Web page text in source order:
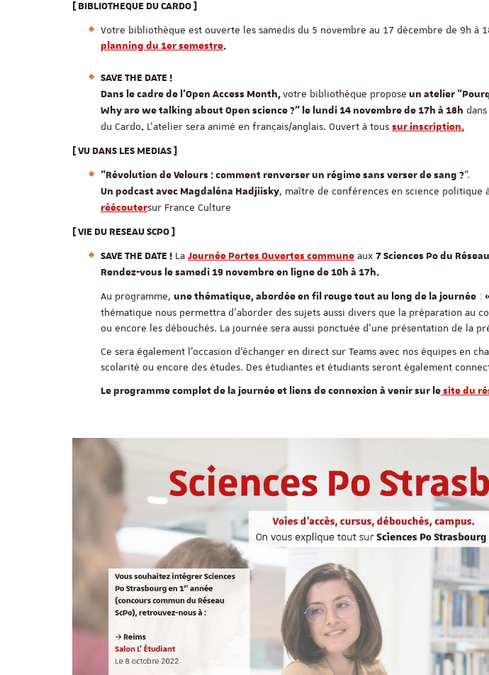
[ BIBLIOTHEQUE DU CARDO ]
Votre bibliothèque est ouverte les samedis du 5 novembre au 17 décembre de 9h à
planning du 1er semestre.
SAVE THE DATE !
Dans le cadre de l'Open Access Month,votre bibliothèque propose un atelier
Why are we talking about Open science ?" le lundi 14 novembre de 17h à 18h
du Cardo. L'atelier sera animé en français/anglais. Ouvert à tous sur inscription.
[ VU DANS LES MEDIAS ]
"Révolution de Velours : comment renverser un régime sans verser de sang ?".
Un podcast avec Magdaléna Hadjiisky, maître de conférences en science politique
réécoutersur France Culture
[ VIE DU RESEAU SCPO ]
SAVE THE DATE ! La Journée Portes Ouvertes commune aux 7 Sciences Po du
Rendez-vous le samedi 19 novembre en ligne de 10h à 17h.
Au programme, une thématique, abordée en fil rouge tout au long de la journée :
thématique nous permettra d’aborder des sujets aussi divers que la préparation au
ou encore les débouchés. La journée sera aussi ponctuée d’une présentation de la
Ce sera également l’occasion d’échanger en direct sur Teams avec nos équipes en
scolarité ou encore des études. Des étudiantes et étudiants seront également
Le programme complet de la journée et liens de connexion à venir sur lesite du